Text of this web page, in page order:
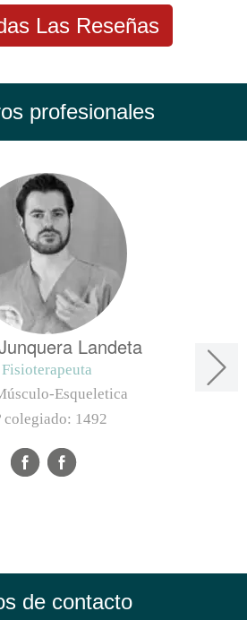
Las Reseñas
profesionales
Landeta
Fisioterapeuta
Esqueletica
colegiado: 1492
de contacto